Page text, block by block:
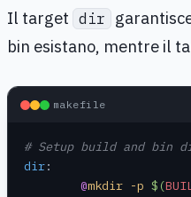
Il target dir
bin esistano, mentre il
makefile
# Setup build and bin
dir:
	@
mkdir -p $(